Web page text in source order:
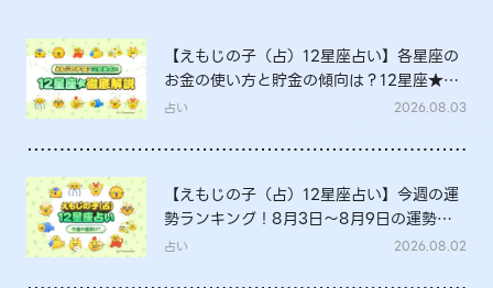
【えもじの子（占）12星座占い】各星座の
お金の使い方と貯金の傾向は？12星座★徹
底解説
占い 2026.08.03
【えもじの子（占）12星座占い】今週の運
勢ランキング！8月3日～8月9日の運勢
は？
占い 2026.08.02